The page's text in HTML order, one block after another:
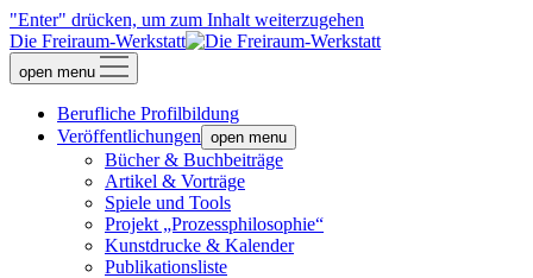
"Enter" drücken, um zum Inhalt weiterzugehen
Die Freiraum-Werkstatt
open menu
Berufliche Profilbildung
Veröffentlichungen open menu
Bücher & Buchbeiträge
Artikel & Vorträge
Spiele und Tools
Projekt „Prozessphilosophie“
Kunstdrucke & Kalender
Publikationsliste